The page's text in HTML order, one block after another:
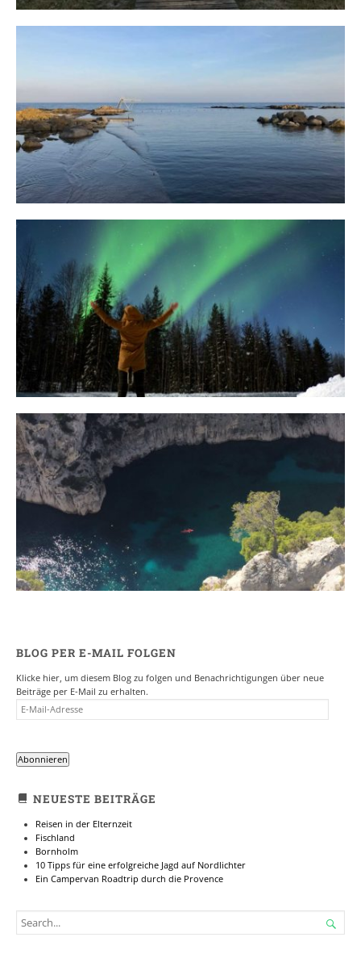
Bornholm
29. OKTOBER 2018
10 Tipps für eine erfolgreiche Jagd
auf Nordlichter
31. JANUAR 2018
Ein Campervan Roadtrip durch die
BLOG PER E-MAIL FOLGEN
Klicke hier, um diesem Blog zu folgen und Benachrichtigungen über neue
Beiträge per E-Mail zu erhalten.
E-
MAIL-
Abonnieren
NEUESTE BEITRÄGE
Reisen in der Elternzeit
Fischland
Bornholm
10 Tipps für eine erfolgreiche Jagd auf Nordlichter
Ein Campervan Roadtrip durch die Provence
SEARCH
FOR...
